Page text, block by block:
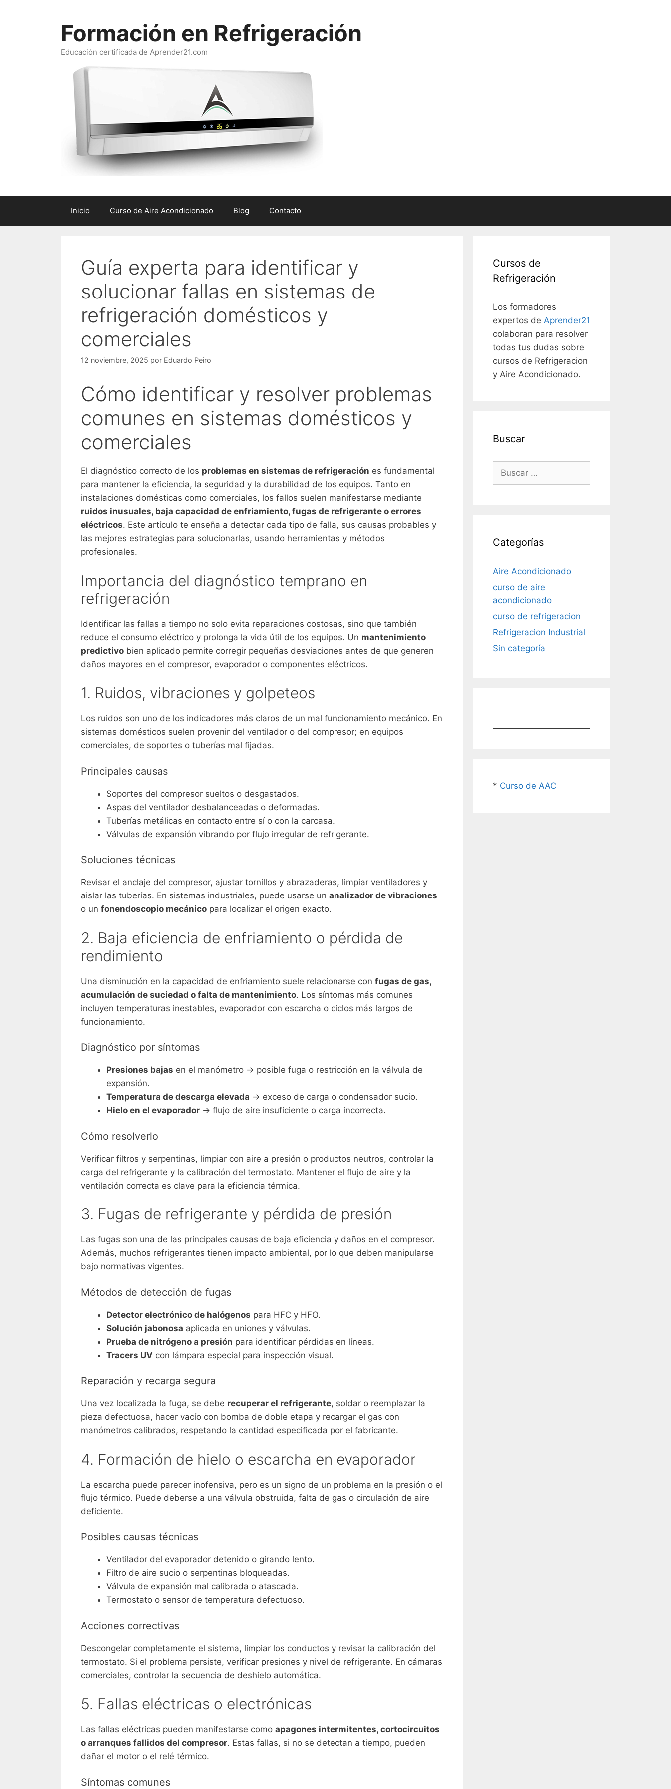
Formación en Refrigeración
Educación certificada de Aprender21.com
Inicio Curso de Aire Acondicionado Blog Contacto
Guía experta para identificar y
solucionar fallas en sistemas de
refrigeración domésticos y
comerciales
12 noviembre, 2025 por Eduardo Peiro
Cómo identificar y resolver problemas
comunes en sistemas domésticos y
comerciales
El diagnóstico correcto de los problemas en sistemas de refrigeración es fundamental
para mantener la eficiencia, la seguridad y la durabilidad de los equipos. Tanto en
instalaciones domésticas como comerciales, los fallos suelen manifestarse mediante
ruidos inusuales, baja capacidad de enfriamiento, fugas de refrigerante o errores
eléctricos. Este artículo te enseña a detectar cada tipo de falla, sus causas probables y
las mejores estrategias para solucionarlas, usando herramientas y métodos
profesionales.
Importancia del diagnóstico temprano en
refrigeración
Identificar las fallas a tiempo no solo evita reparaciones costosas, sino que también
reduce el consumo eléctrico y prolonga la vida útil de los equipos. Un mantenimiento
predictivo bien aplicado permite corregir pequeñas desviaciones antes de que generen
daños mayores en el compresor, evaporador o componentes eléctricos.
1. Ruidos, vibraciones y golpeteos
Los ruidos son uno de los indicadores más claros de un mal funcionamiento mecánico. En
sistemas domésticos suelen provenir del ventilador o del compresor; en equipos
comerciales, de soportes o tuberías mal fijadas.
Principales causas
Soportes del compresor sueltos o desgastados.
Aspas del ventilador desbalanceadas o deformadas.
Tuberías metálicas en contacto entre sí o con la carcasa.
Válvulas de expansión vibrando por flujo irregular de refrigerante.
Soluciones técnicas
Revisar el anclaje del compresor, ajustar tornillos y abrazaderas, limpiar ventiladores y
aislar las tuberías. En sistemas industriales, puede usarse un analizador de vibraciones
o un fonendoscopio mecánico para localizar el origen exacto.
2. Baja eficiencia de enfriamiento o pérdida de
rendimiento
Una disminución en la capacidad de enfriamiento suele relacionarse con fugas de gas,
acumulación de suciedad o falta de mantenimiento. Los síntomas más comunes
incluyen temperaturas inestables, evaporador con escarcha o ciclos más largos de
funcionamiento.
Diagnóstico por síntomas
Presiones bajas en el manómetro → posible fuga o restricción en la válvula de
expansión.
Temperatura de descarga elevada → exceso de carga o condensador sucio.
Hielo en el evaporador → flujo de aire insuficiente o carga incorrecta.
Cómo resolverlo
Verificar filtros y serpentinas, limpiar con aire a presión o productos neutros, controlar la
carga del refrigerante y la calibración del termostato. Mantener el flujo de aire y la
ventilación correcta es clave para la eficiencia térmica.
3. Fugas de refrigerante y pérdida de presión
Las fugas son una de las principales causas de baja eficiencia y daños en el compresor.
Además, muchos refrigerantes tienen impacto ambiental, por lo que deben manipularse
bajo normativas vigentes.
Métodos de detección de fugas
Detector electrónico de halógenos para HFC y HFO.
Solución jabonosa aplicada en uniones y válvulas.
Prueba de nitrógeno a presión para identificar pérdidas en líneas.
Tracers UV con lámpara especial para inspección visual.
Reparación y recarga segura
Una vez localizada la fuga, se debe recuperar el refrigerante, soldar o reemplazar la
pieza defectuosa, hacer vacío con bomba de doble etapa y recargar el gas con
manómetros calibrados, respetando la cantidad especificada por el fabricante.
4. Formación de hielo o escarcha en evaporador
La escarcha puede parecer inofensiva, pero es un signo de un problema en la presión o el
flujo térmico. Puede deberse a una válvula obstruida, falta de gas o circulación de aire
deficiente.
Posibles causas técnicas
Ventilador del evaporador detenido o girando lento.
Filtro de aire sucio o serpentinas bloqueadas.
Válvula de expansión mal calibrada o atascada.
Termostato o sensor de temperatura defectuoso.
Acciones correctivas
Descongelar completamente el sistema, limpiar los conductos y revisar la calibración del
termostato. Si el problema persiste, verificar presiones y nivel de refrigerante. En cámaras
comerciales, controlar la secuencia de deshielo automática.
5. Fallas eléctricas o electrónicas
Las fallas eléctricas pueden manifestarse como apagones intermitentes, cortocircuitos
o arranques fallidos del compresor. Estas fallas, si no se detectan a tiempo, pueden
dañar el motor o el relé térmico.
Síntomas comunes
Cursos de
Refrigeración
Los formadores
expertos de Aprender21
colaboran para resolver
todas tus dudas sobre
cursos de Refrigeracion
y Aire Acondicionado.
Buscar
Buscar:
Categorías
Aire Acondicionado
curso de aire
acondicionado
curso de refrigeracion
Refrigeracion Industrial
Sin categoría
* Curso de AAC